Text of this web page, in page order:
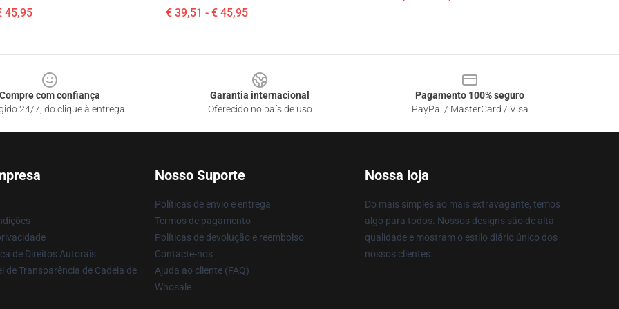
45,95 € 39,51 - € 45,95
Compre com confiança
24/7, do clique à entrega
Garantia internacional
Oferecido no país de uso
Pagamento 100% seguro
PayPal / MasterCard / Visa
de Direitos Autorais
de Transparência de Cadeia de
Nosso Suporte
Políticas de envio e entrega
Termos de pagamento
Políticas de devolução e reembolso
Contacte-nos
Ajuda ao cliente (FAQ)
Whosale
Nossa loja
Do mais simples ao mais extravagante, temos
algo para todos. Nossos designs são de alta
qualidade e mostram o estilo diário único dos
nossos clientes.